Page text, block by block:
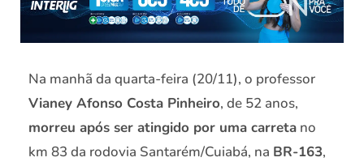
Na manhã da quarta-feira (20/11), o professor
Vianey Afonso Costa Pinheiro, de 52 anos,
morreu após ser atingido por uma carreta no
km 83 da rodovia Santarém/Cuiabá, na BR-163,